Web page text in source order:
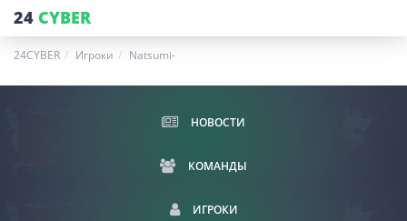
24 CYBER
24CYBER Игроки Natsumi-
НОВОСТИ
КОМАНДЫ
ИГРОКИ